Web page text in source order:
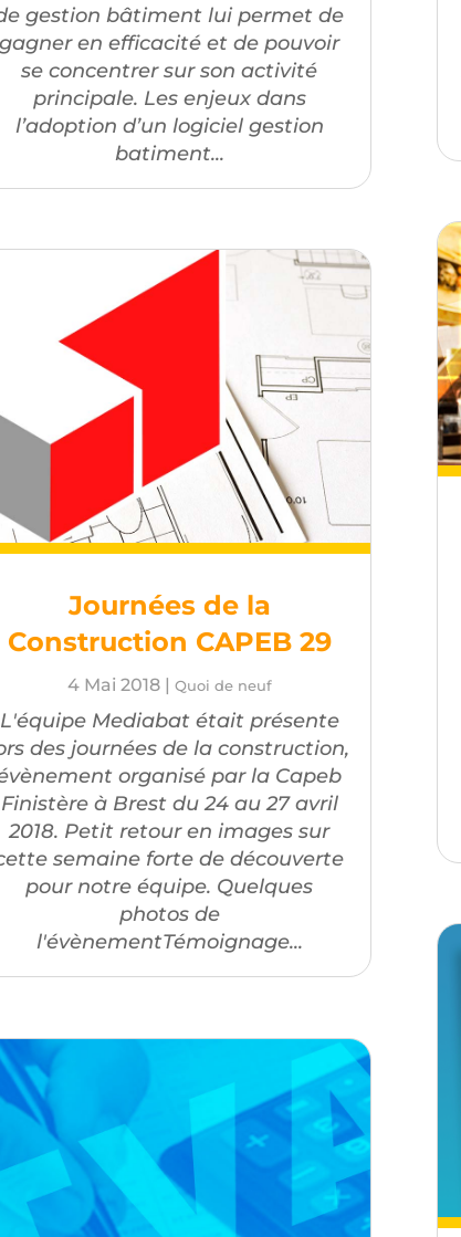
gestion bâtiment lui permet de
gagner en efficacité et de pouvoir
se concentrer sur son activité
principale. Les enjeux dans
l’adoption d’un logiciel gestion
batiment...
Journées de la
Construction CAPEB 29
4 Mai 2018| Quoi de neuf
L'équipe Mediabat était présente
des journées de la construction,
organisé par la Capeb
Finistère à Brest du 24 au 27 avril
2018. Petit retour en images sur
semaine forte de découverte
pour notre équipe. Quelques
photos de
l'évènementTémoignage...